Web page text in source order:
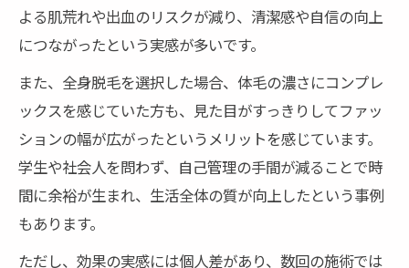
よる肌荒れや出血のリスクが減り、清潔感や自信の向上
につながったという実感が多いです。
また、全身脱毛を選択した場合、体毛の濃さにコンプレ
ックスを感じていた方も、見た目がすっきりしてファッ
ションの幅が広がったというメリットを感じています。
学生や社会人を問わず、自己管理の手間が減ることで時
間に余裕が生まれ、生活全体の質が向上したという事例
もあります。
ただし、効果の実感には個人差があり、数回の施術では